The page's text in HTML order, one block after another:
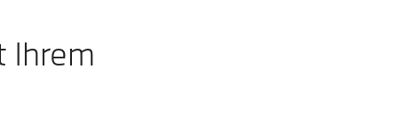
Ihrem